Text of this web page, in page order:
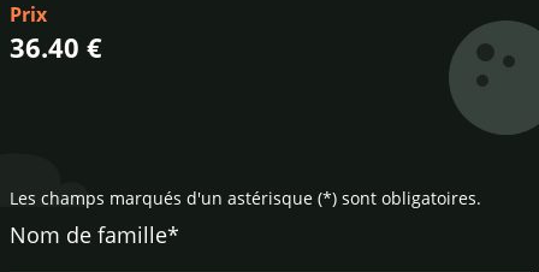
Prix
36.40 €
Les champs marqués d'un astérisque (*) sont obligatoires.
Nom de famille*